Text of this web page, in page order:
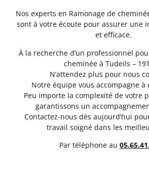
Nos experts en Ramonage de
sont à votre écoute pour assurer une
et efficace.
À la recherche d’un professionnel
cheminée à Tudeils –
N’attendez plus pour nous
Notre équipe vous accompagne à
Peu importe la complexité de votre
garantissons un
Contactez-nous dès aujourd’hui
travail soigné dans les
Par téléphone au